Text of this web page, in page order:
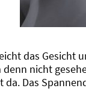
das Gesicht
nicht
Das